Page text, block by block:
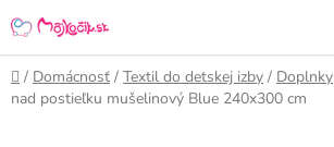
na
obsah
Domov
/ Domácnosť / Textil do detskej izby / Doplnky
nad postieľku mušelinový Blue 240x300 cm